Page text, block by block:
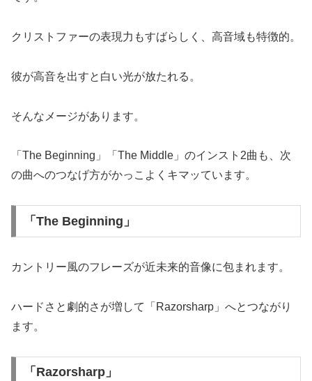
クリストファーの表現力もすばらしく、高音域も特徴的。
彼が高音を出すと白い光が放たれる。
そんなメージがあります。
「The Beginning」「The Middle」のインスト2曲も、次
の曲へのつなげ方がかっこよくキマッています。
「The Beginning」
カントリー風のフレーズが近未来的音像に包まれます。
ハードさと劇的さが増して「Razorsharp」へとつながり
ます。
「Razorsharp」